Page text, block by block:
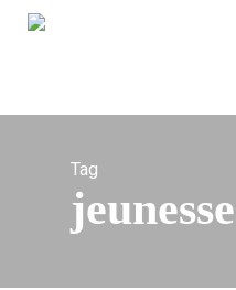
Skip
Tag
jeunesse